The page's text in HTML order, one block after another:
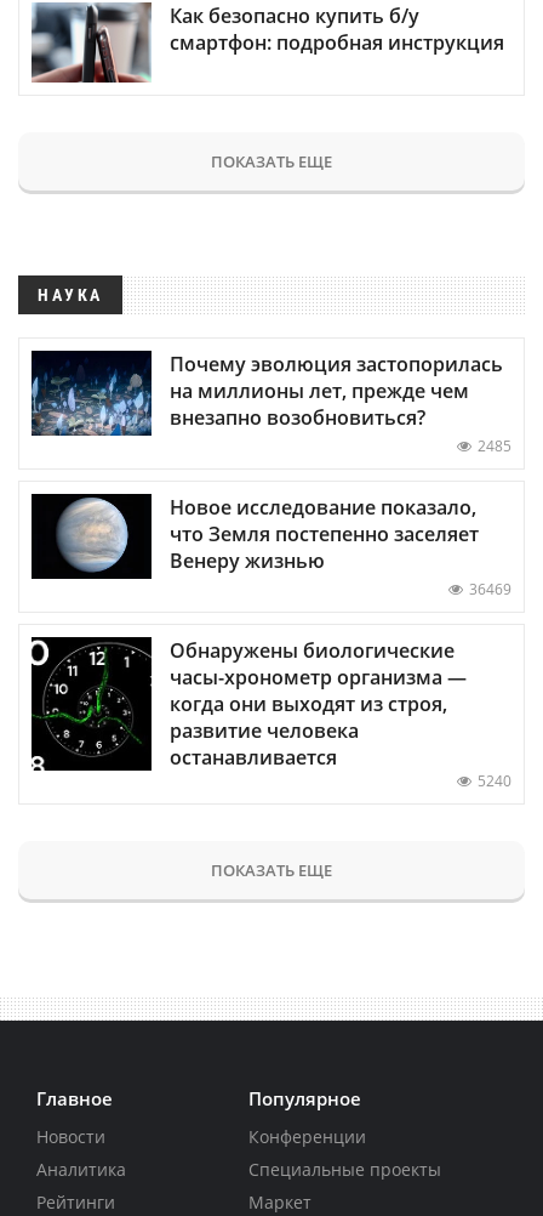
Как безопасно купить б/у
смартфон: подробная инструкция
ПОКАЗАТЬ ЕЩЕ
НАУКА
Почему эволюция застопорилась
на миллионы лет, прежде чем
внезапно возобновиться?
2485
Новое исследование показало,
что Земля постепенно заселяет
Венеру жизнью
36469
Обнаружены биологические
часы-хронометр организма —
когда они выходят из строя,
развитие человека
останавливается
5240
ПОКАЗАТЬ ЕЩЕ
Главное
Новости
Аналитика
Рейтинги
Популярное
Конференции
Специальные проекты
Маркет